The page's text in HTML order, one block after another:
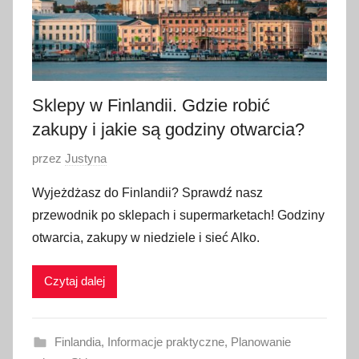
Sklepy w Finlandii. Gdzie robić
zakupy i jakie są godziny otwarcia?
O
u
b
l
i
a
przez Justyna
Wyjeżdżasz do Finlandii? Sprawdź nasz
przewodnik po sklepach i supermarketach! Godziny
otwarcia, zakupy w niedziele i sieć Alko.
Czytaj dalej
Finlandia, Informacje praktyczne, Planowanie